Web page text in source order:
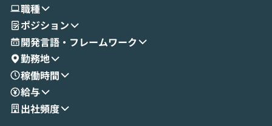
せいただきます。数分でワークフローが完
成する手軽さや、Gmail等の外部サービス
とセキュアに連携できるポイントなど、実
演を通じて具体的なイメージをお届けしま
す。 後半のディスカッションでは、セキュ
リティの考え方や社内導入の進め方など、
現場目線でさらに深掘りしていきます。
「自分の業務をAIで自動化してみたいけ
職種
ポジション
開発言語・フレームワーク
勤務地
稼働時間
給与
出社頻度